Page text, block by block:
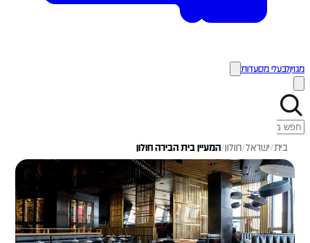
מגזיןלבעלי מסעדות
בית/ישראל/ חולון / המעיין בית הבירה חולון